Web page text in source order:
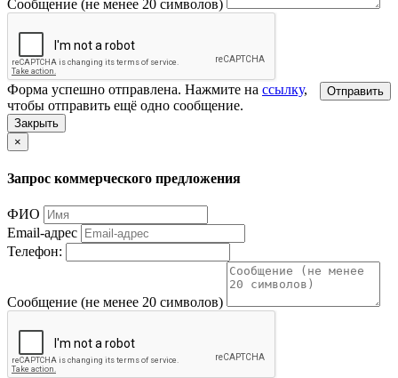
Сообщение (не менее 20 символов)
Отправить
Форма успешно отправлена. Нажмите на ссылку,
чтобы отправить ещё одно сообщение.
Закрыть
×
Запрос коммерческого предложения
ФИО
Email-адрес
Телефон:
Сообщение (не менее 20 символов)